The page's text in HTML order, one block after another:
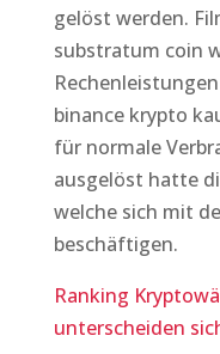
gelöst werden.
substratum coin
binance krypto
für normale
ausgelöst hatte
welche sich mit
beschäftigen.
Ranking
unterscheiden